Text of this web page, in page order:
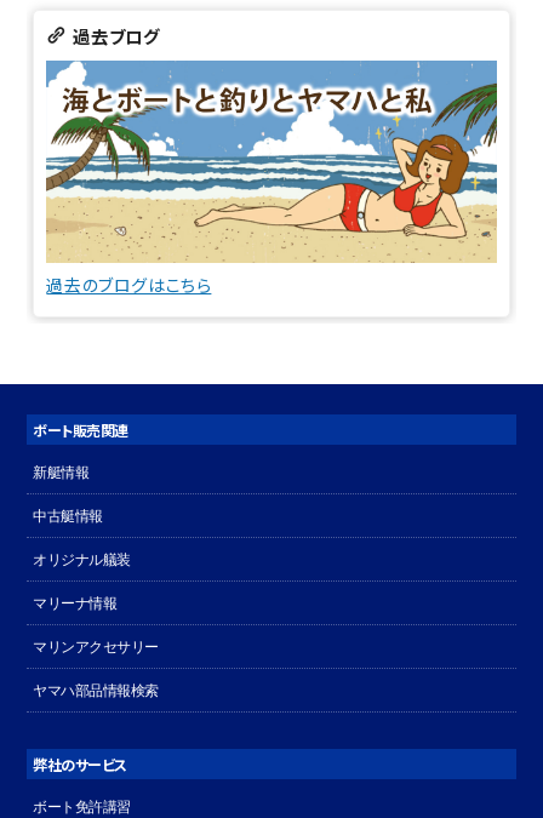
過去ブログ
過去のブログはこちら
ボート販売関連
新艇情報
中古艇情報
オリジナル艤装
マリーナ情報
マリンアクセサリー
ヤマハ部品情報検索
弊社のサービス
ボート免許講習